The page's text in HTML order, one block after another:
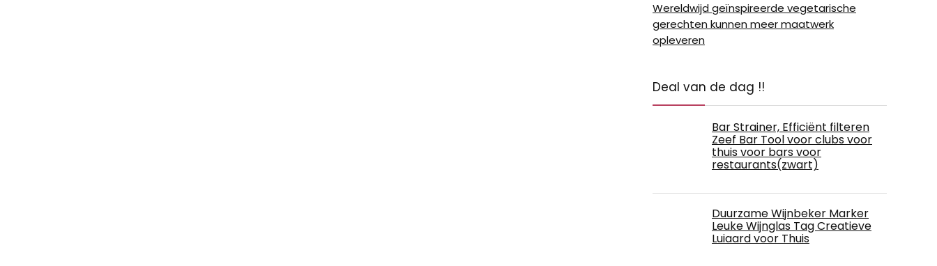
Wereldwijd geïnspireerde vegetarische
gerechten kunnen meer maatwerk
opleveren
Deal van de dag !!
Bar Strainer, Efficiënt filteren
Zeef Bar Tool voor clubs voor
thuis voor bars voor
restaurants(zwart)
Duurzame Wijnbeker Marker
Leuke Wijnglas Tag Creatieve
Luiaard voor Thuis